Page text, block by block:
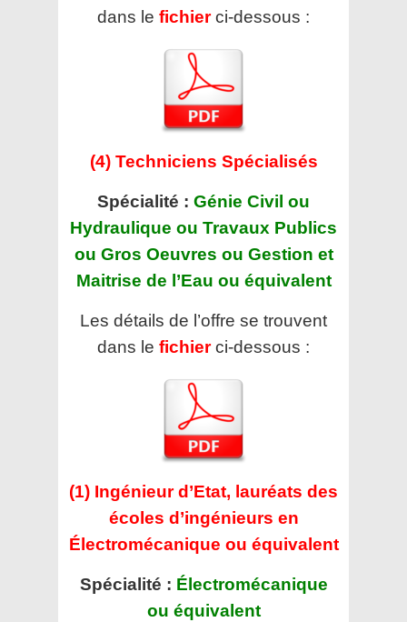
dans le fichier ci-dessous :
(4) Techniciens Spécialisés
Spécialité : Génie Civil ou
Hydraulique ou Travaux Publics
ou Gros Oeuvres ou Gestion et
Maitrise de l’Eau ou équivalent
Les détails de l’offre se trouvent
dans le fichier ci-dessous :
(1) Ingénieur d’Etat, lauréats des
écoles d’ingénieurs en
Électromécanique ou équivalent
Spécialité : Électromécanique
ou équivalent